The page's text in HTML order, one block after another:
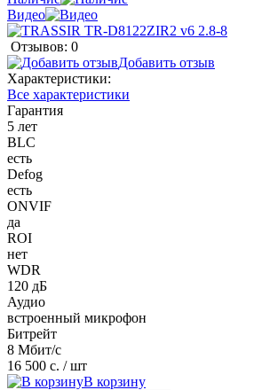
Видео
Отзывов: 0
Добавить отзыв
Характеристики:
Все характеристики
Гарантия
5 лет
BLC
есть
Defog
есть
ONVIF
да
ROI
нет
WDR
120 дБ
Аудио
встроенный микрофон
Битрейт
8 Мбит/с
16 500 с. / шт
В корзину